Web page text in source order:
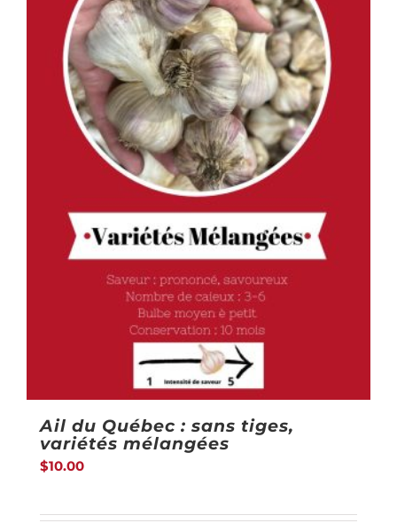
Ail du Québec : sans tiges,
variétés mélangées
$10.00